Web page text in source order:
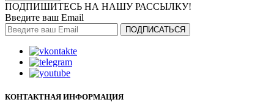
ПОДПИШИТЕСЬ НА НАШУ РАССЫЛКУ!
Введите ваш Email
ПОДПИСАТЬСЯ
КОНТАКТНАЯ ИНФОРМАЦИЯ